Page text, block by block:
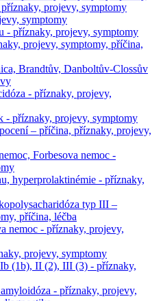
projevy, symptomy
symptomy
- příznaky, projevy, symptomy
projevy, symptomy, příčina,
Brandtův, Danboltův-Clossův
- příznaky, projevy,
- příznaky, projevy, symptomy
– příčina, příznaky, projevy,
Forbesova nemoc -
hyperprolaktinémie - příznaky,
typ III –
příčina, léčba
nemoc - příznaky, projevy,
projevy, symptomy
(1b), II (2), III (3) - příznaky,
- příznaky, projevy,